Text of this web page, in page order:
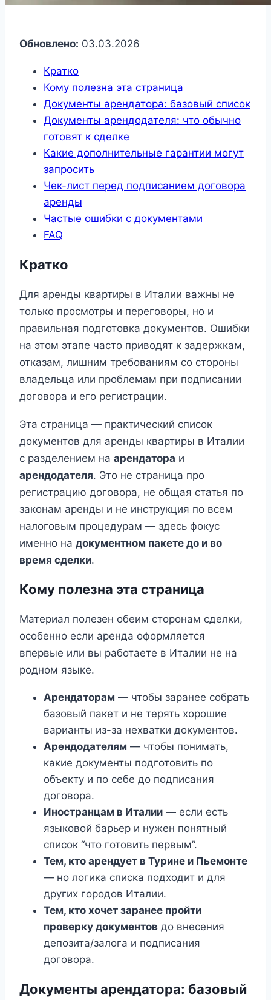
Обновлено: 03.03.2026
Кратко
Кому полезна эта страница
Документы арендатора: базовый список
Документы арендодателя: что обычно
готовят к сделке
Какие дополнительные гарантии могут
запросить
Чек-лист перед подписанием договора
аренды
Частые ошибки с документами
FAQ
Кратко
Для аренды квартиры в Италии важны не
только просмотры и переговоры, но и
правильная подготовка документов. Ошибки
на этом этапе часто приводят к задержкам,
отказам, лишним требованиям со стороны
владельца или проблемам при подписании
договора и его регистрации.
Эта страница — практический список
документов для аренды квартиры в Италии
с разделением на арендатора и
арендодателя. Это не страница про
регистрацию договора, не общая статья по
законам аренды и не инструкция по всем
налоговым процедурам — здесь фокус
именно на документном пакете до и во
время сделки.
Кому полезна эта страница
Материал полезен обеим сторонам сделки,
особенно если аренда оформляется
впервые или вы работаете в Италии не на
родном языке.
Арендаторам — чтобы заранее собрать
базовый пакет и не терять хорошие
варианты из-за нехватки документов.
Арендодателям — чтобы понимать,
какие документы подготовить по
объекту и по себе до подписания
договора.
Иностранцам в Италии — если есть
языковой барьер и нужен понятный
список “что готовить первым”.
Тем, кто арендует в Турине и Пьемонте
— но логика списка подходит и для
других городов Италии.
Тем, кто хочет заранее пройти
проверку документов до внесения
депозита/залога и подписания
договора.
Документы арендатора: базовый